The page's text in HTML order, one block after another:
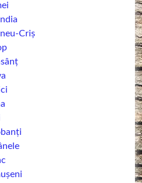
Criş